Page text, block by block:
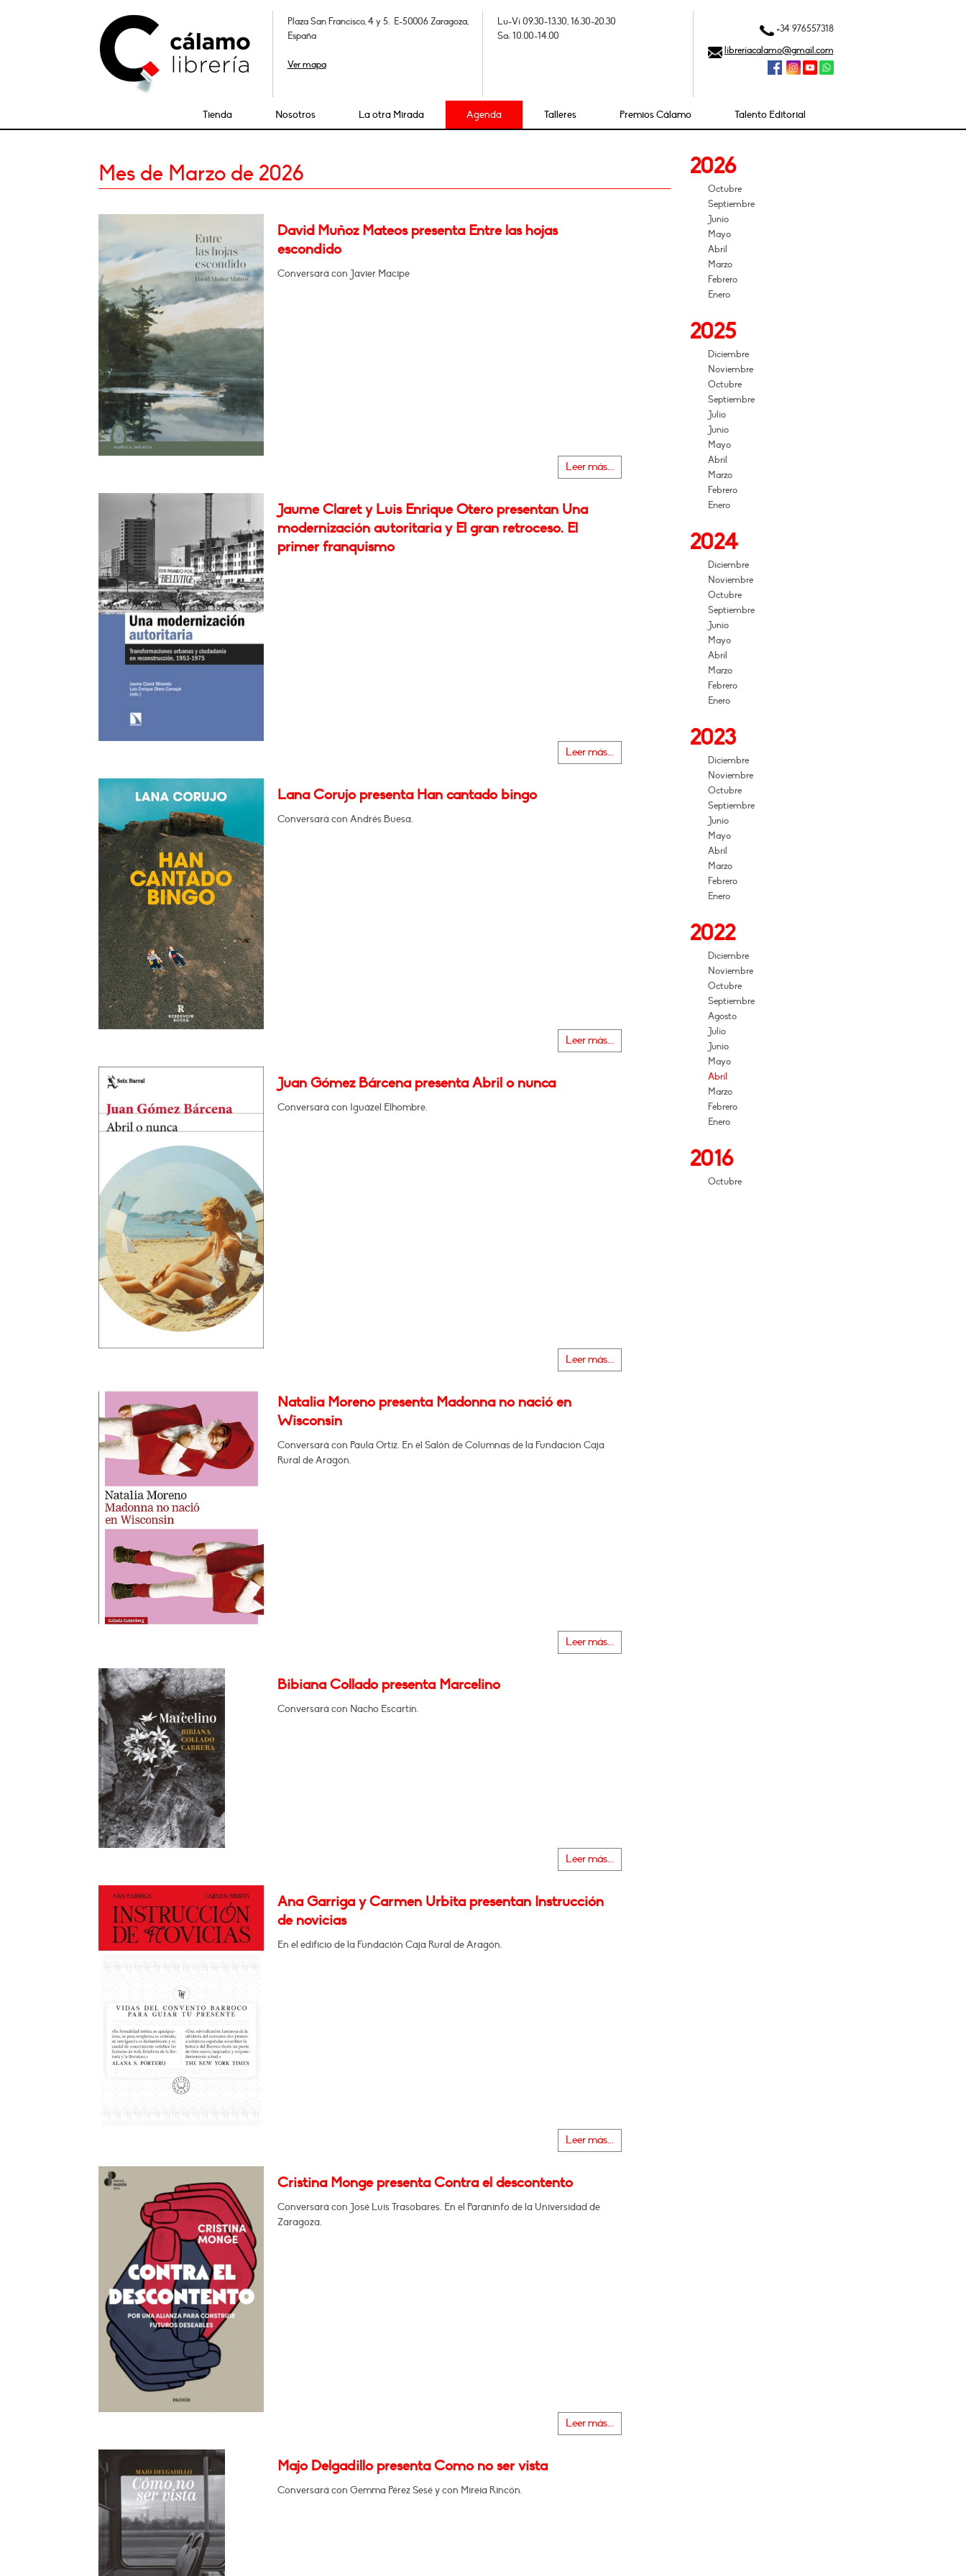
Plaza San Francisco, 4 y 5. E-50006 Zaragoza,
España
Ver mapa
Lu-Vi 09.30-13.30, 16.30-20.30
Sa: 10.00-14.00
+34 976557318
libreriacalamo@gmail.com
Tienda Nosotros La otra Mirada Agenda Talleres Premios Cálamo Talento Editorial
Mes de Marzo de 2026
David Muñoz Mateos presenta Entre las hojas
escondido
Conversará con Javier Macipe
Leer más...
Jaume Claret y Luis Enrique Otero presentan Una
modernización autoritaria y El gran retroceso. El
primer franquismo
Leer más...
Lana Corujo presenta Han cantado bingo
Conversará con Andrés Buesa.
Leer más...
Juan Gómez Bárcena presenta Abril o nunca
Conversará con Iguázel Elhombre.
Leer más...
Natalia Moreno presenta Madonna no nació en
Wisconsin
Conversará con Paula Ortiz. En el Salón de Columnas de la Fundación Caja
Rural de Aragón.
Leer más...
Bibiana Collado presenta Marcelino
Conversará con Nacho Escartín.
Leer más...
Ana Garriga y Carmen Urbita presentan Instrucción
de novicias
En el edificio de la Fundación Caja Rural de Aragón.
Leer más...
Cristina Monge presenta Contra el descontento
Conversará con José Luis Trasobares. En el Paraninfo de la Universidad de
Zaragoza.
Leer más...
Majo Delgadillo presenta Como no ser vista
Conversará con Gemma Pérez Sesé y con Mireia Rincón.
2026
Octubre
Septiembre
Junio
Mayo
Abril
Marzo
Febrero
Enero
2025
Diciembre
Noviembre
Octubre
Septiembre
Julio
Junio
Mayo
Abril
Marzo
Febrero
Enero
2024
Diciembre
Noviembre
Octubre
Septiembre
Junio
Mayo
Abril
Marzo
Febrero
Enero
2023
Diciembre
Noviembre
Octubre
Septiembre
Junio
Mayo
Abril
Marzo
Febrero
Enero
2022
Diciembre
Noviembre
Octubre
Septiembre
Agosto
Julio
Junio
Mayo
Abril
Marzo
Febrero
Enero
2016
Octubre